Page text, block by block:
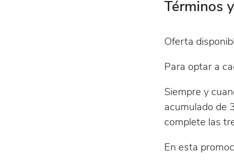
Términos
Oferta
Para optar a
Siempre y
acumulado de
complete las
En esta